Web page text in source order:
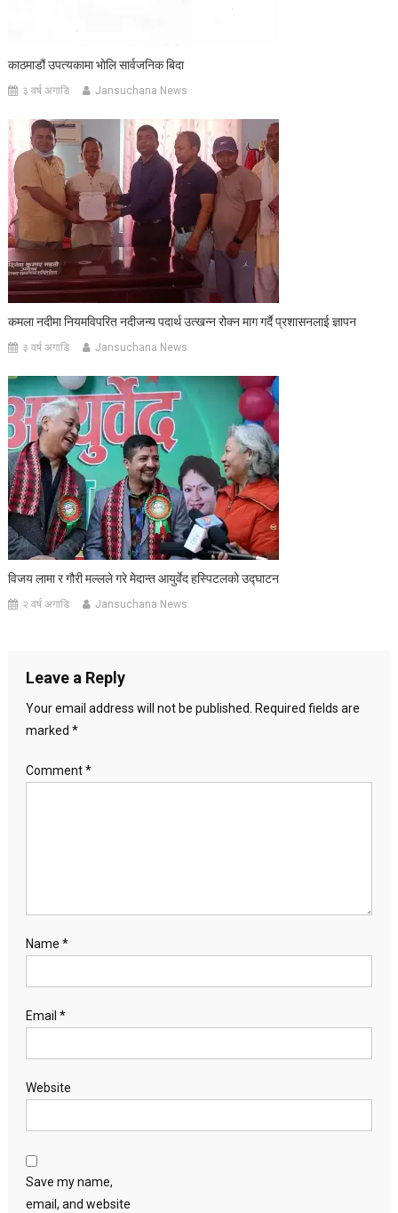
काठमाडौं उपत्यकामा भोलि सार्वजनिक बिदा
३ वर्ष अगाडि Jansuchana News
कमला नदीमा नियमविपरित नदीजन्य पदार्थ उत्खन्न रोक्न माग गर्दै प्रशासनलाई ज्ञापन
३ वर्ष अगाडि Jansuchana News
विजय लामा र गौरी मल्लले गरे मेदान्त आयुर्वेद हस्पिटलको उद्घाटन
२ वर्ष अगाडि Jansuchana News
Leave a Reply
Your email address will not be published. Required fields are
marked *
Comment*
Name *
Email *
Website
Save my name,
email, and website